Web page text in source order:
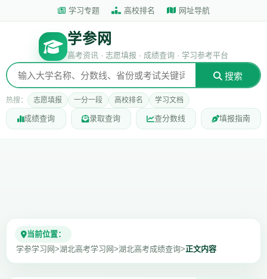
学习专题 高校排名 网址导航
学参网
高考资讯 · 志愿填报 · 成绩查询 · 学习参考平台
搜索
热搜： 志愿填报 一分一段 高校排名 学习文档
成绩查询 录取查询 查分数线 填报指南
当前位置：
学参学习网>湖北高考学习网>湖北高考成绩查询>正文内容